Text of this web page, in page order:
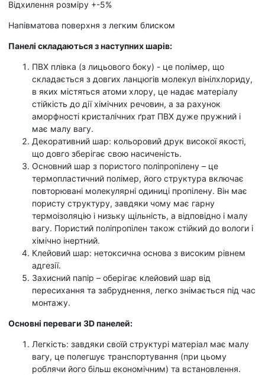
Відхилення розміру +-5%
Напівматова поверхня з легким блиском
Панелі складаються з наступних шарів:
ПВХ плівка (з лицьового боку) - це полімер, що
складається з довгих ланцюгів молекул вінілхлориду,
в яких містяться атоми хлору, це надає матеріалу
стійкість до дії хімічних речовин, а за рахунок
аморфності кристалічних ґрат ПВХ дуже пружний і
має малу вагу.
Декоративний шар: кольоровий друк високої якості,
що довго зберігає свою насиченість.
Основний шар з пористого поліпропілену – це
термопластичний полімер, його структура включає
повторювані молекулярні одиниці пропілену. Він має
пористу структуру, завдяки чому має гарну
термоізоляцію і низьку щільність, а відповідно і малу
вагу. Пористий поліпропілен також стійкий до вологи і
хімічно інертний.
Клейовий шар: нетоксична основа з високим рівнем
адгезії.
Захисний папір – оберігає клейовий шар від
пересихання та забруднення, легко знімається під час
монтажу.
Основні переваги 3D панелей:
Легкість: завдяки своїй структурі матеріал має малу
вагу, це полегшує транспортування (при цьому
роблячи його більш економічним) та встановлення.